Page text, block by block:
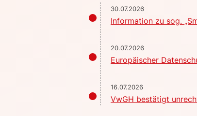
30.07.2026
Information zu sog.
20.07.2026
Europäischer
16.07.2026
VwGH bestätigt